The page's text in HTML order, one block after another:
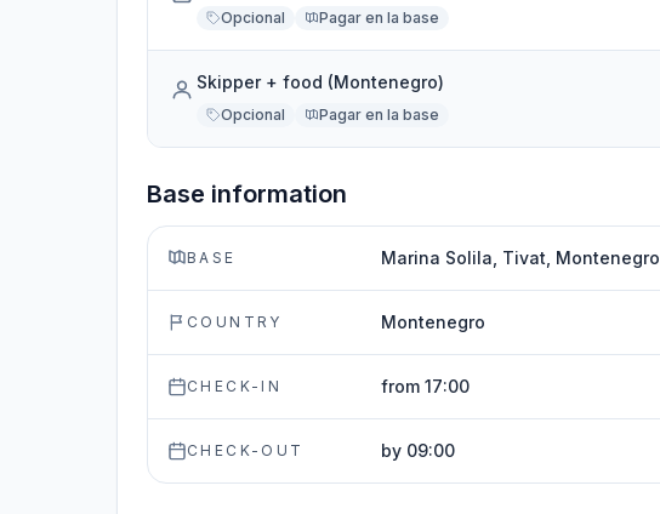
Opcional Pagar en la base
Skipper + food (Montenegro)
Opcional Pagar en la base
Base information
BASE Marina Solila, Tivat, Montenegro
COUNTRY Montenegro
CHECK-IN from 17:00
CHECK-OUT by 09:00